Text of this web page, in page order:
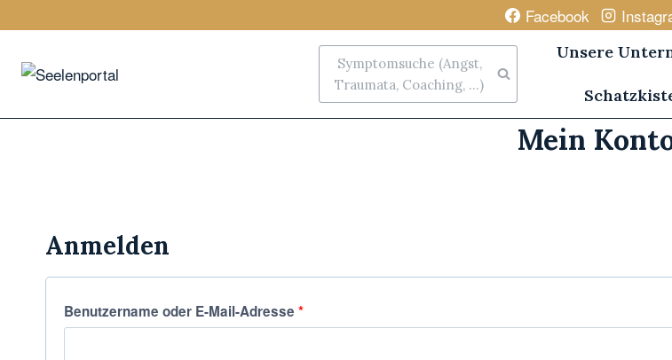
Facebook
Symptomsuche (Angst,
Traumata, Coaching, ...)
Unsere
Mein
Anmelden
Benutzername oder E-Mail-Adresse *